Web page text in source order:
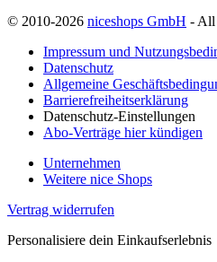
© 2010-2026 niceshops GmbH - All
Impressum und
Datenschutz
Allgemeine
Barrierefreiheitserklärung
Datenschutz-Einstellungen
Abo-Verträge hier kündigen
Unternehmen
Weitere nice Shops
Vertrag widerrufen
Personalisiere dein Einkaufserlebnis